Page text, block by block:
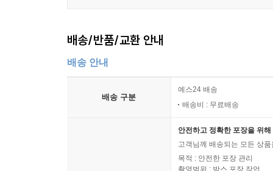
볕이 머무는 시골집_2004
산촌의 숨결_2004
과수원_2003
계곡의 침묵_2004
배송/반품/교환 안내
배송 안내
배송 구분
예스24 배송
배송비 : 무료배송
안전하고 정확한 포장을 위
고객님께 배송되는 모든 상
목적 : 안전한 포장 관리
촬영범위 : 박스 포장 작업